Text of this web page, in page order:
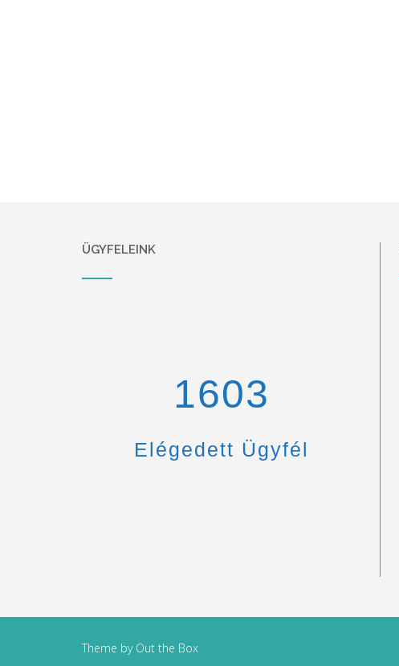
ÜGYFELEINK
1670
Elégedett Ügyfél
Theme by Out the Box